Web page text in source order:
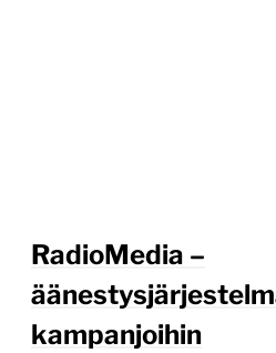
RadioMedia –
kampanjoihin